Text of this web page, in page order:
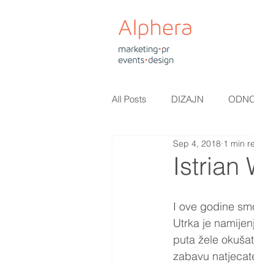
All Posts DIZAJN
Istrian
Sep 4, 2018 1 min
I ove godine
Utrka je
puta žele
zabavu